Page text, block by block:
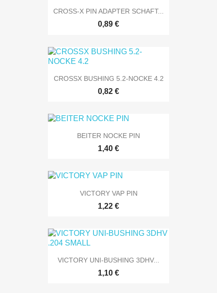
CROSS-X PIN ADAPTER SCHAFT...
0,89 €
CROSSX BUSHING 5.2-NOCKE 4.2
0,82 €
BEITER NOCKE PIN
1,40 €
VICTORY VAP PIN
1,22 €
VICTORY UNI-BUSHING 3DHV...
1,10 €